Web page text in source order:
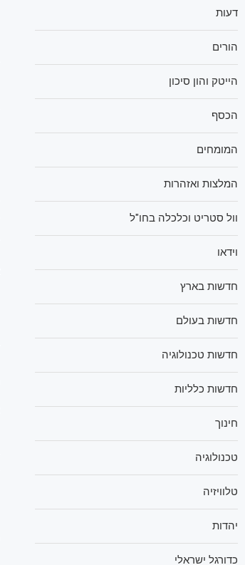
דעות
הורים
הייטק והון סיכון
הכסף
המומחים
המלצות ואזהרות
וול סטריט וכלכלה בחו"ל
וידאו
חדשות בארץ
חדשות בעולם
חדשות טכנולוגיה
חדשות כלליות
חינוך
טכנולוגיה
טלוויזיה
יהדות
כדורגל ישראלי